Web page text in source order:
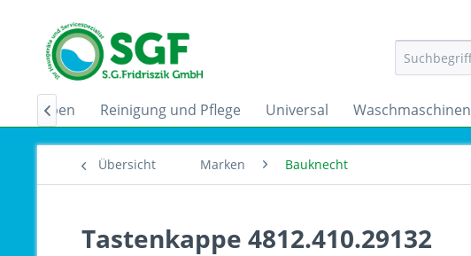
Reinigung und Pflege Universal Waschmaschinen

Übersicht Marken Bauknecht
Tastenkappe 4812.410.29132